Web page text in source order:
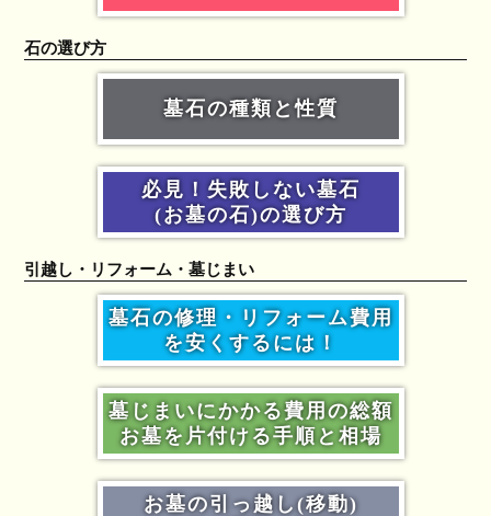
石の選び方
墓石の種類と性質
必見！失敗しない墓石
(お墓の石)の選び方
引越し・リフォーム・墓じまい
墓石の修理・リフォーム費用
を安くするには！
墓じまいにかかる費用の総額
お墓を片付ける手順と相場
お墓の引っ越し(移動)